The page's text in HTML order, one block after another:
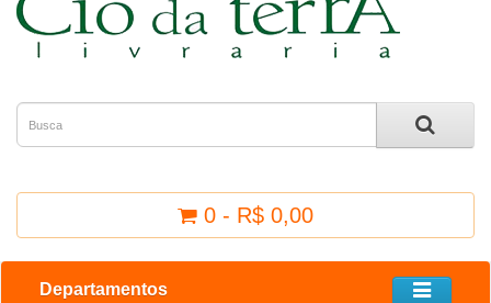
0 - R$ 0,00
Departamentos